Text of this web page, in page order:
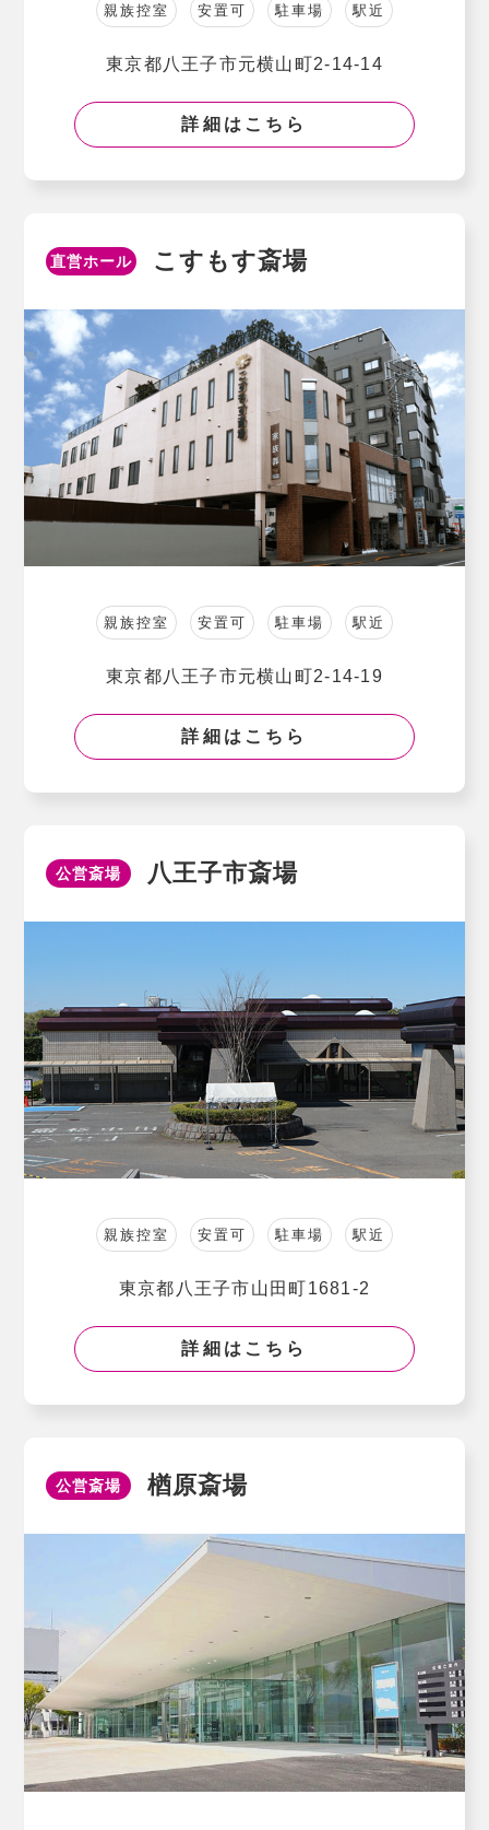
親族控室 安置可 駐車場 駅近
東京都⼋王⼦市元横⼭町2-14-14
詳細はこちら
直営ホール こすもす斎場
親族控室 安置可 駐車場 駅近
東京都⼋王⼦市元横⼭町2-14-19
詳細はこちら
公営斎場 八王子市斎場
親族控室 安置可 駐車場 駅近
東京都八王子市山田町1681-2
詳細はこちら
公営斎場 楢原斎場